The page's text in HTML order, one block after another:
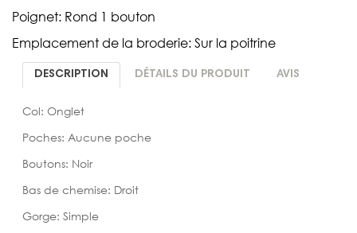
Poignet: Rond 1 bouton
Emplacement de la broderie: Sur la poitrine
DESCRIPTION DÉTAILS DU PRODUIT AVIS
Col: Onglet
Poches: Aucune poche
Boutons: Noir
Bas de chemise: Droit
Gorge: Simple